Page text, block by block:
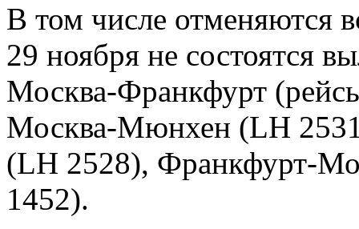
В том числе отменяются
29 ноября не состоятся
Москва‑Франкфурт
Москва‑Мюнхен (LH
(LH 2528),
1452).